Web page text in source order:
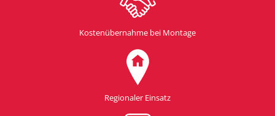
Kostenübernahme bei Montage
Regionaler Einsatz